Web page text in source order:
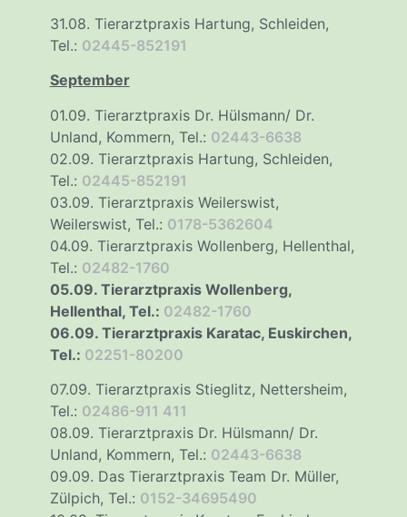
31.08. Tierarztpraxis Hartung, Schleiden,
Tel.: 02445-852191
September
01.09. Tierarztpraxis Dr. Hülsmann/ Dr.
Unland, Kommern, Tel.: 02443-6638
02.09. Tierarztpraxis Hartung, Schleiden,
Tel.: 02445-852191
03.09. Tierarztpraxis Weilerswist,
Weilerswist, Tel.: 0178-5362604
04.09. Tierarztpraxis Wollenberg, Hellenthal,
Tel.: 02482-1760
05.09. Tierarztpraxis Wollenberg,
Hellenthal, Tel.: 02482-1760
06.09. Tierarztpraxis Karatac, Euskirchen,
Tel.: 02251-80200
07.09. Tierarztpraxis Stieglitz, Nettersheim,
Tel.: 02486-911 411
08.09. Tierarztpraxis Dr. Hülsmann/ Dr.
Unland, Kommern, Tel.: 02443-6638
09.09. Das Tierarztpraxis Team Dr. Müller,
Zülpich, Tel.: 0152-34695490